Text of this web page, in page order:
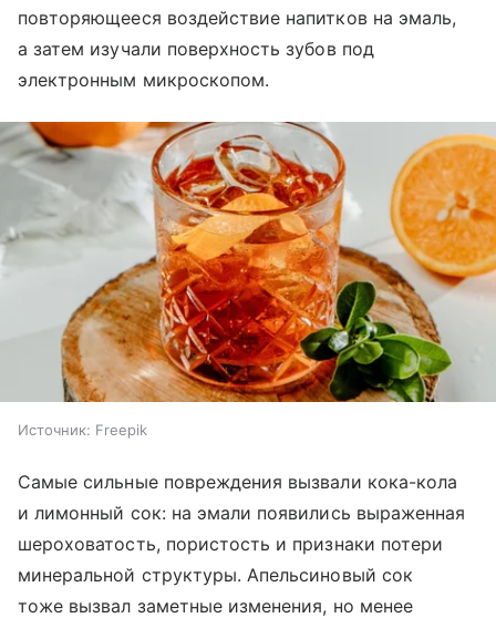
повторяющееся воздействие напитков на эмаль,
а затем изучали поверхность зубов под
электронным микроскопом.
Источник: Freepik
Самые сильные повреждения вызвали кока-кола
и лимонный сок: на эмали появились выраженная
шероховатость, пористость и признаки потери
минеральной структуры. Апельсиновый сок
тоже вызвал заметные изменения, но менее